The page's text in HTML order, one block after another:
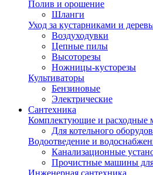
Полив и орошение
Шланги
Уход за кустарниками и
Воздуходувки
Цепные пилы
Высоторезы
Ножницы-кусторезы
Культиваторы
Бензиновые
Электрические
Сантехника
Комплектующие и расходные
Для котельного
Водоотведение и
Канализационные
Прочистные машины
Инженерная сантехника